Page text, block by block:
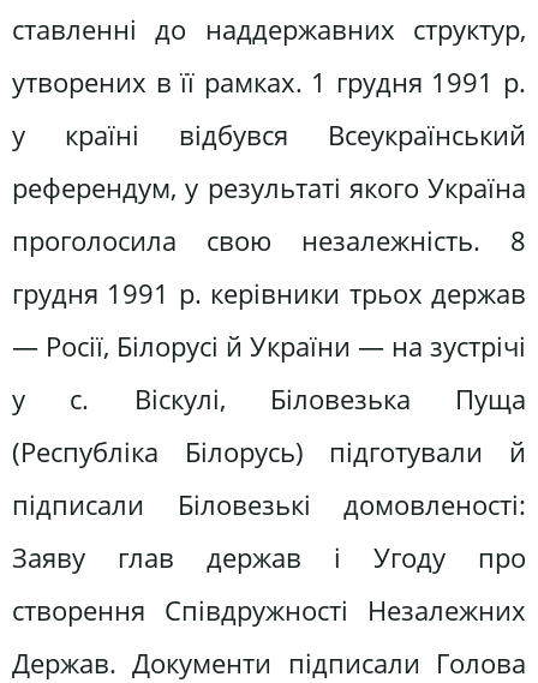
ставленні до наддержавних структур,
утворених в її рамках. 1 грудня 1991 р.
у країні відбувся Всеукраїнський
референдум, у результаті якого Україна
проголосила свою незалежність. 8
грудня 1991 р. керівники трьох держав
— Росії, Білорусі й України — на зустрічі
у с. Віскулі, Біловезька Пуща
(Республіка Білорусь) підготували й
підписали Біловезькі домовленості:
Заяву глав держав і Угоду про
створення Співдружності Незалежних
Держав. Документи підписали Голова